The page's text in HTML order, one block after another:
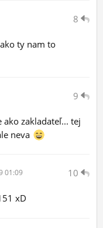
8
ty nam to
9
ako zakladateľ... tej
neva
10
01:09
xD